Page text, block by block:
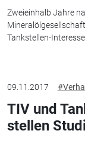
Zweieinhalb Jahre
Tankstellen-
09.11.2017
TIV und
stellen